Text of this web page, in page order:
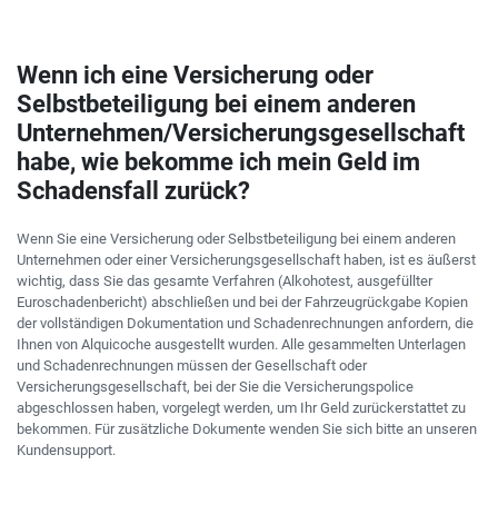
Wenn ich eine Versicherung oder
Selbstbeteiligung bei einem anderen
Unternehmen/Versicherungsgesellschaft
habe, wie bekomme ich mein Geld im
Schadensfall zurück?
Wenn Sie eine Versicherung oder Selbstbeteiligung bei einem anderen
Unternehmen oder einer Versicherungsgesellschaft haben, ist es äußerst
wichtig, dass Sie das gesamte Verfahren (Alkohotest, ausgefüllter
Euroschadenbericht) abschließen und bei der Fahrzeugrückgabe Kopien
der vollständigen Dokumentation und Schadenrechnungen anfordern, die
Ihnen von Alquicoche ausgestellt wurden. Alle gesammelten Unterlagen
und Schadenrechnungen müssen der Gesellschaft oder
Versicherungsgesellschaft, bei der Sie die Versicherungspolice
abgeschlossen haben, vorgelegt werden, um Ihr Geld zurückerstattet zu
bekommen. Für zusätzliche Dokumente wenden Sie sich bitte an unseren
Kundensupport.